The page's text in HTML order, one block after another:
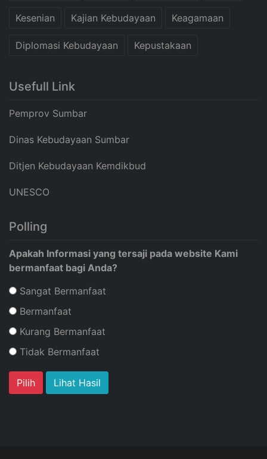
Kesenian Kajian Kebudayaan Keagamaan
Diplomasi Kebudayaan Kepustakaan
Usefull Link
Pemprov Sumbar
Dinas Kebudayaan Sumbar
Ditjen Kebudayaan Kemdikbud
UNESCO
Polling
Apakah Informasi yang tersaji pada website Kami
bermanfaat bagi Anda?
Sangat Bermanfaat
Bermanfaat
Kurang Bermanfaat
Tidak Bermanfaat
Lihat Hasil